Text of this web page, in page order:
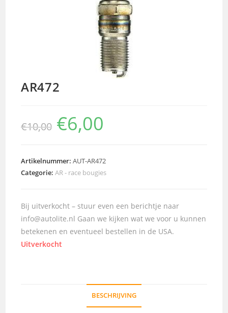
AR472
€10,00 €6,00
Artikelnummer:AUT-AR472
Categorie:AR - race bougies
Bij uitverkocht – stuur even een berichtje naar
info@autolite.nl Gaan we kijken wat we voor u kunnen
betekenen en eventueel bestellen in de USA.
Uitverkocht
BESCHRIJVING